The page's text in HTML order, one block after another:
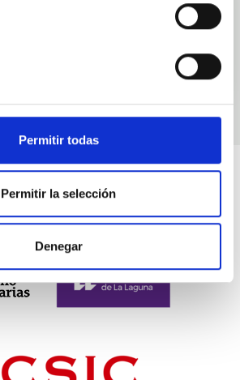
Permitir todas
Permitir la selección
Denegar